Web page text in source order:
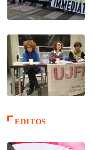
EDITOS